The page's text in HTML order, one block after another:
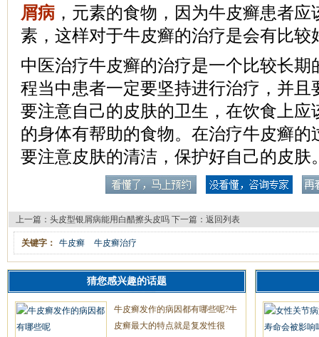
屑病 ，元素的食物，因为牛皮癣患者
素，这样对于牛皮癣的治疗是会有比较
中医治疗牛皮癣的治疗是一个比较长期
程当中患者一定要坚持进行治疗，并且
要注意自己的皮肤的卫生，在饮食上应
的身体有帮助的食物。在治疗牛皮癣的
要注意皮肤的清洁，保护好自己的皮肤
上一篇： 头皮型银屑病能用白醋擦头皮吗 下一篇： 返回列表
关键字： 牛皮癣 牛皮癣治疗
猜您感兴趣的话题
牛皮癣发作的病因都有哪些呢?牛
皮癣最大的特点就是复发性很